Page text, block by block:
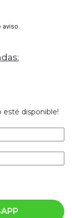
esté disponible!